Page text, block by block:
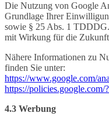
Die Nutzung von Google
Grundlage Ihrer
sowie § 25 Abs. 1
mit Wirkung für die
Nähere Informationen zu
finden Sie unter:
https://www.google.com/
https://policies.google.com/
4.3 Werbung